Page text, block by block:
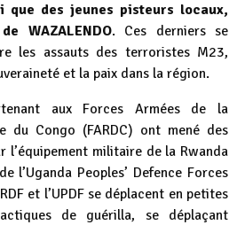
que des jeunes pisteurs locaux,
WAZALENDO. Ces derniers se
les assauts des terroristes M23,
et la paix dans la région.
aux Forces Armées de la
du Congo (FARDC) ont mené des
l’équipement militaire de la Rwanda
l’Uganda Peoples’ Defence Forces
et l’UPDF se déplacent en petites
de guérilla, se déplaçant